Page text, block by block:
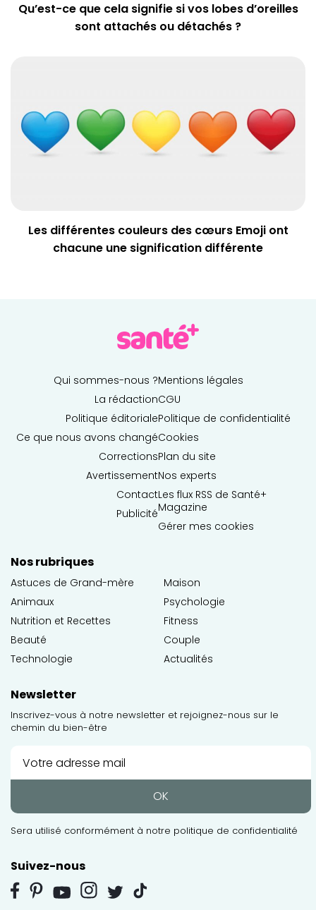
Qu’est-ce que cela signifie si vos lobes d’oreilles
sont attachés ou détachés ?
Les différentes couleurs des cœurs Emoji ont
chacune une signification différente
Qui sommes-nous ?
La rédaction
Politique éditoriale
Ce que nous avons changé
Corrections
Avertissement
Contact
Publicité
Mentions légales
CGU
Politique de confidentialité
Cookies
Plan du site
Nos experts
Les flux RSS de Santé+
Magazine
Gérer mes cookies
Nos rubriques
Astuces de Grand-mère
Animaux
Nutrition et Recettes
Beauté
Technologie
Maison
Psychologie
Fitness
Couple
Actualités
Newsletter
Inscrivez-vous à notre newsletter et rejoignez-nous sur le
chemin du bien-être
OK
Sera utilisé conformément à notre politique de confidentialité
Suivez-nous